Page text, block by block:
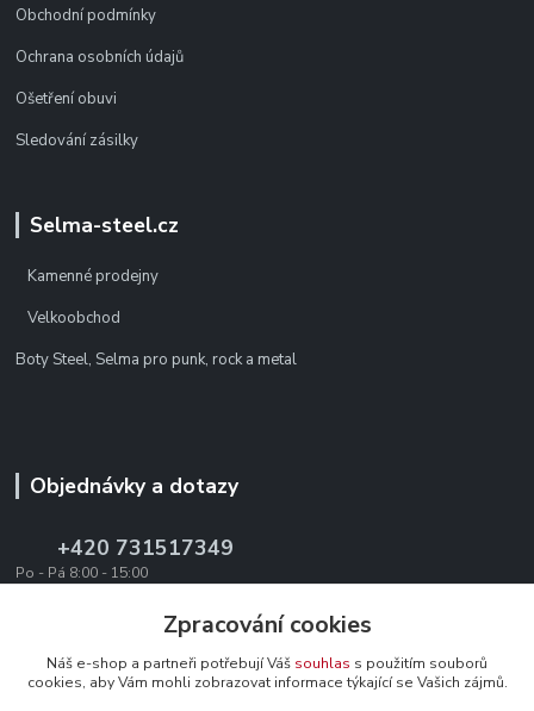
Obchodní podmínky
Ochrana osobních údajů
Ošetření obuvi
Sledování zásilky
Selma-steel.cz
Kamenné prodejny
Velkoobchod
Boty Steel, Selma pro punk, rock a metal
Objednávky a dotazy
+420 731517349
Po - Pá 8:00 - 15:00
office@texevo.czZpracování cookies
Náš e-shop a partneři potřebují Váš souhlas s použitím souborů
cookies, aby Vám mohli zobrazovat informace týkající se Vašich zájmů.